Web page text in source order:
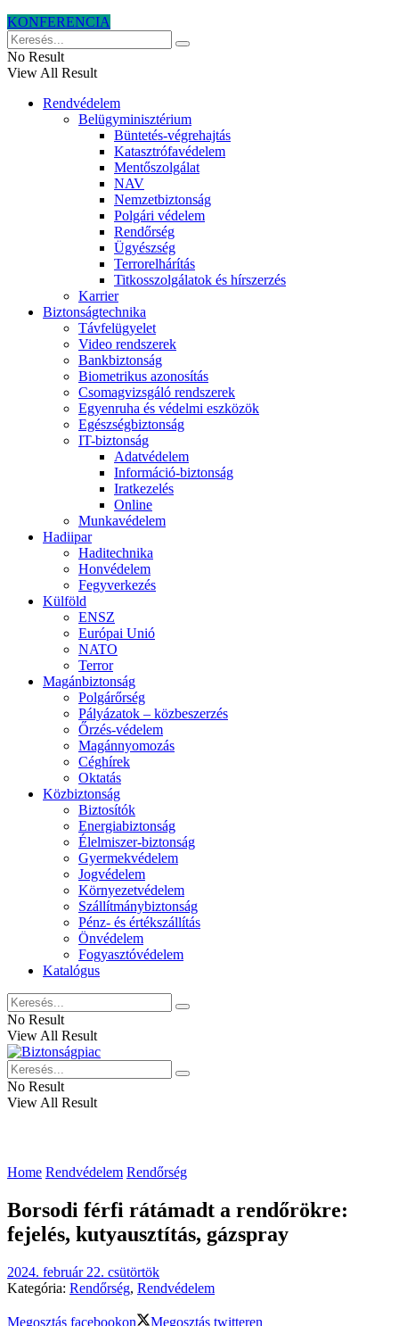
KONFERENCIA
No Result
View All Result
Rendvédelem
Belügyminisztérium
Büntetés-végrehajtás
Katasztrófavédelem
Mentőszolgálat
NAV
Nemzetbiztonság
Polgári védelem
Rendőrség
Ügyészség
Terrorelhárítás
Titkosszolgálatok és hírszerzés
Karrier
Biztonságtechnika
Távfelügyelet
Video rendszerek
Bankbiztonság
Biometrikus azonosítás
Csomagvizsgáló rendszerek
Egyenruha és védelmi eszközök
Egészségbiztonság
IT-biztonság
Adatvédelem
Információ-biztonság
Iratkezelés
Online
Munkavédelem
Hadiipar
Haditechnika
Honvédelem
Fegyverkezés
Külföld
ENSZ
Európai Unió
NATO
Terror
Magánbiztonság
Polgárőrség
Pályázatok – közbeszerzés
Őrzés-védelem
Magánnyomozás
Céghírek
Oktatás
Közbiztonság
Biztosítók
Energiabiztonság
Élelmiszer-biztonság
Gyermekvédelem
Jogvédelem
Környezetvédelem
Szállítmánybiztonság
Pénz- és értékszállítás
Önvédelem
Fogyasztóvédelem
Katalógus
No Result
View All Result
No Result
View All Result
Home Rendvédelem Rendőrség
Borsodi férfi rátámadt a rendőrökre:
fejelés, kutyausztítás, gázspray
2024. február 22. csütörtök
Kategória: Rendőrség, Rendvédelem
Megosztás facebookon Megosztás twitteren